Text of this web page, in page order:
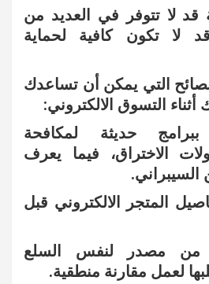
قد لا تتوفر في العديد من
لا تكون كافية لحماية
التي يمكن أن تساعدك
التسوق الالكتروني:
حديثة لمكافحة
الاختراق، فيما يعرف
السيبراني.
المتجر الالكتروني قبل
من مصدر لنفس السلع
لعمل مقارنة منطقية.